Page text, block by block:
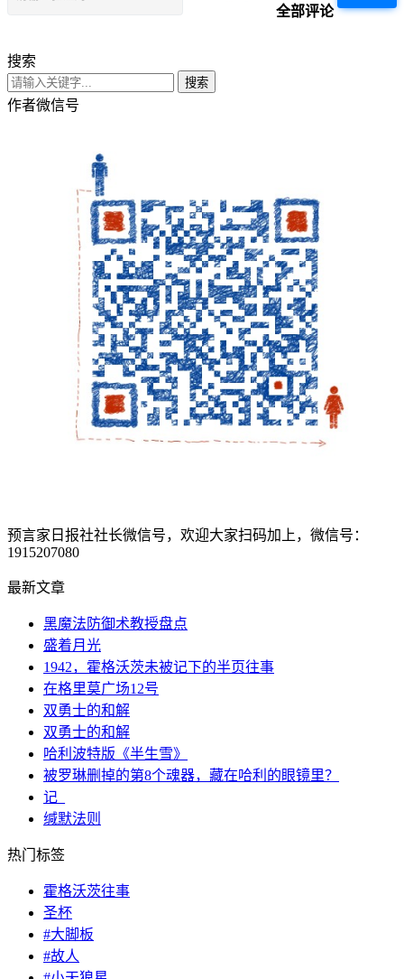
全部评论
搜索
搜索
作者微信号
预言家日报社社长微信号，欢迎大家扫码加上，微信号：
1915207080
最新文章
黑魔法防御术教授盘点
盛着月光
1942，霍格沃茨未被记下的半页往事
在格里莫广场12号
双勇士的和解
双勇士的和解
哈利波特版《半生雪》
被罗琳删掉的第8个魂器，藏在哈利的眼镜里？
记_
缄默法则
热门标签
霍格沃茨往事
圣杯
#大脚板
#故人